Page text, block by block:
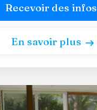
Recevoir des infos
En savoir plus